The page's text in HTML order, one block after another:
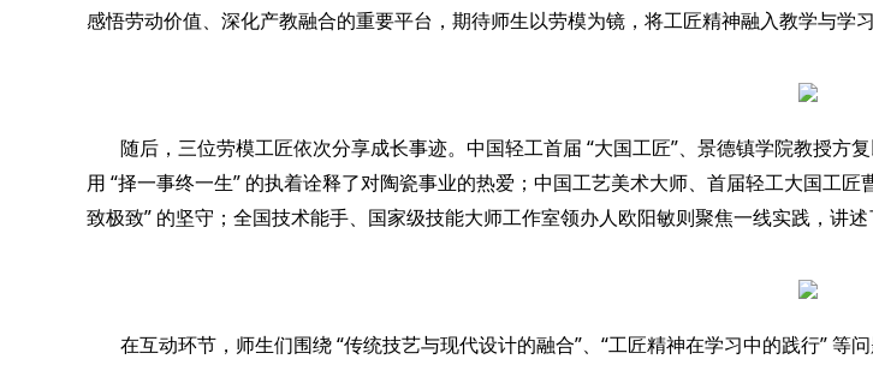
感悟劳动价值、深化产教融合的重要平台，期待师生以劳模为镜，将工匠精神融入教学与学
随后，三位劳模工匠依次分享成长事迹。中国轻工首届 “大国工匠” 、景德镇学院教授方复
用 “择一事终一生” 的执着诠释了对陶瓷事业的热爱；中国工艺美术大师、首届轻工大国工
致极致” 的坚守；全国技术能手、国家级技能大师工作室领办人欧阳敏则聚焦一线实践，讲
在互动环节，师生们围绕 “传统技艺与现代设计的融合” “工匠精神在学习中的践行” 等